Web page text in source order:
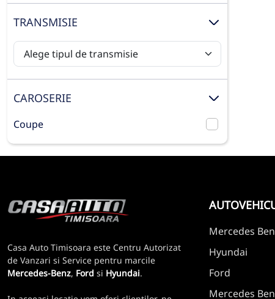
TRANSMISIE
CAROSERIE
Coupe
Casa Auto Timisoara este Centru Autorizat
de Vanzari si Service pentru marcile
Mercedes-Benz, Ford si Hyundai.
Mercedes
Hyundai
Ford
Mercedes